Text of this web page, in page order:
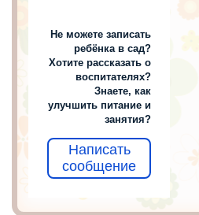
Не можете записать
ребёнка в сад?
Хотите рассказать о
воспитателях?
Знаете, как
улучшить питание и
занятия?
Написать
сообщение